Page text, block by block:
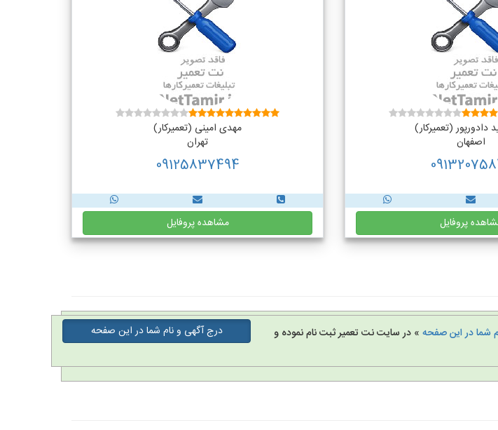
دادورپور (تعمیرکار)
اصفهان
پروفایل
مهدی امینی (تعمیرکار)
تهران
09125837494
مشاهده پروفایل
شما در این صفحه » در سایت نت تعمیر ثبت نام نموده و
درج آگهی و نام شما در این صفحه